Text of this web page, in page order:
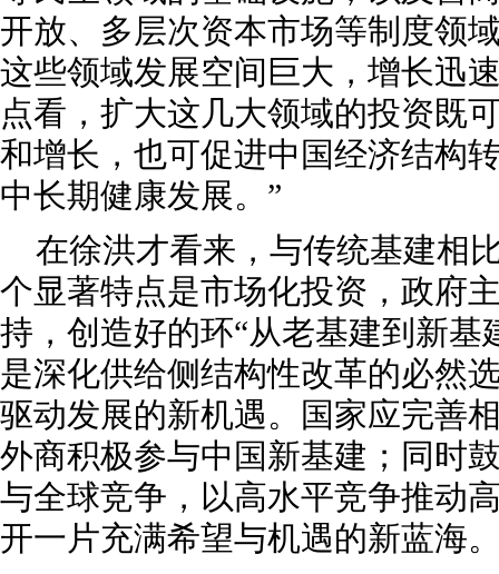
开放、多层次资本市场等制度领
这些领域发展空间巨大，增长迅
点看，扩大这几大领域的投资既
和增长，也可促进中国经济结构
中长期健康发展。”
在徐洪才看来，与传统基建相
个显著特点是市场化投资，政府
持，创造好的环“从老基建到新基
是深化供给侧结构性改革的必然
驱动发展的新机遇。国家应完善
外商积极参与中国新基建；同时
与全球竞争，以高水平竞争推动
开一片充满希望与机遇的新蓝海